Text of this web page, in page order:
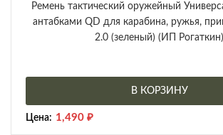
Ремень тактический оружейный
антабками QD для карабина, ружья,
2.0 (зеленый) (ИП Рогаткин)
В КОРЗИНУ
Цена: 1,490 ₽